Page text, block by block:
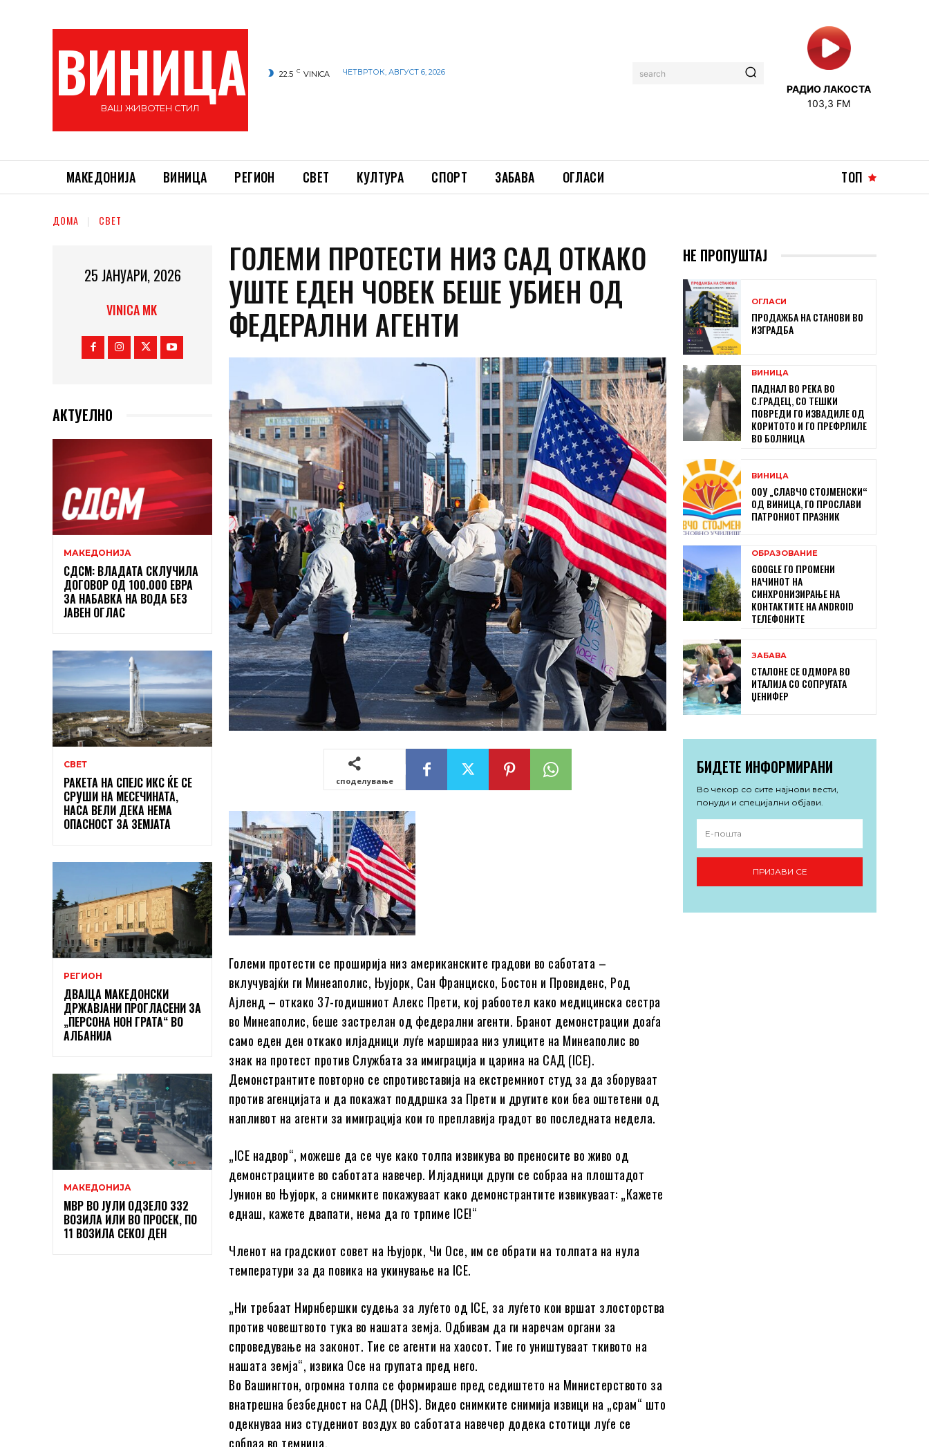
ВИНИЦА
ВАШ ЖИВОТЕН СТИЛ
22.5 C VINICA ЧЕТВРТОК, АВГУСТ 6, 2026 search
РАДИО ЛАКОСТА
103,3 FM
МАКЕДОНИЈА ВИНИЦА РЕГИОН СВЕТ КУЛТУРА СПОРТ ЗАБАВА ОГЛАСИ ТОП
ДОМА СВЕТ
25 ЈАНУАРИ, 2026
VINICA MK
АКТУЕЛНО
МАКЕДОНИЈА
СДСМ: ВЛАДАТА СКЛУЧИЛА
ДОГОВОР ОД 100.000 ЕВРА
ЗА НАБАВКА НА ВОДА БЕЗ
ЈАВЕН ОГЛАС
СВЕТ
РАКЕТА НА СПЕЈС ИКС ЌЕ СЕ
СРУШИ НА МЕСЕЧИНАТА,
НАСА ВЕЛИ ДЕКА НЕМА
ОПАСНОСТ ЗА ЗЕМЈАТА
РЕГИОН
ДВАЈЦА МАКЕДОНСКИ
ДРЖАВЈАНИ ПРОГЛАСЕНИ ЗА
„ПЕРСОНА НОН ГРАТА“ ВО
АЛБАНИЈА
МАКЕДОНИЈА
МВР ВО ЈУЛИ ОДЗЕЛО 332
ВОЗИЛА ИЛИ ВО ПРОСЕК, ПО
11 ВОЗИЛА СЕКОЈ ДЕН
ГОЛЕМИ ПРОТЕСТИ НИЗ САД ОТКАКО
УШТЕ ЕДЕН ЧОВЕК БЕШЕ УБИЕН ОД
ФЕДЕРАЛНИ АГЕНТИ
споделување
Големи протести се проширија низ американските градови во саботата –
вклучувајќи ги Минеаполис, Њујорк, Сан Франциско, Бостон и Провиденс, Род
Ајленд – откако 37-годишниот Алекс Прети, кој рабоотел како медицинска сестра
во Минеаполис, беше застрелан од федерални агенти. Бранот демонстрации доаѓа
само еден ден откако илјадници луѓе маршираа низ улиците на Минеаполис во
знак на протест против Службата за имиграција и царина на САД (ICE).
Демонстрантите повторно се спротивставија на екстремниот студ за да зборуваат
против агенцијата и да покажат поддршка за Прети и другите кои беа оштетени од
напливот на агенти за имиграција кои го преплавија градот во последната недела.
„ICE надвор“, можеше да се чуе како толпа извикува во преносите во живо од
демонстрациите во саботата навечер. Илјадници други се собраа на плоштадот
Јунион во Њујорк, а снимките покажуваат како демонстрантите извикуваат: „Кажете
еднаш, кажете двапати, нема да го трпиме ICE!“
Членот на градскиот совет на Њујорк, Чи Осе, им се обрати на толпата на нула
температури за да повика на укинување на ICE.
„Ни требаат Нирнбершки судења за луѓето од ICE, за луѓето кои вршат злосторства
против човештвото тука во нашата земја. Одбивам да ги наречам органи за
спроведување на законот. Тие се агенти на хаосот. Тие го уништуваат ткивото на
нашата земја“, извика Осе на групата пред него.
Во Вашингтон, огромна толпа се формираше пред седиштето на Министерството за
внатрешна безбедност на САД (DHS). Видео снимките снимија извици на „срам“ што
одекнуваа низ студениот воздух во саботата навечер додека стотици луѓе се
собраа во темница.
НЕ ПРОПУШТАЈ
ОГЛАСИ
ПРОДАЖБА НА СТАНОВИ ВО
ИЗГРАДБА
ВИНИЦА
ПАДНАЛ ВО РЕКА ВО
С.ГРАДЕЦ, СО ТЕШКИ
ПОВРЕДИ ГО ИЗВАДИЛЕ ОД
КОРИТОТО И ГО ПРЕФРЛИЛЕ
ВО БОЛНИЦА
ВИНИЦА
ООУ „СЛАВЧО СТОЈМЕНСКИ“
ОД ВИНИЦА, ГО ПРОСЛАВИ
ПАТРОНИОТ ПРАЗНИК
ОБРАЗОВАНИЕ
GOOGLE ГО ПРОМЕНИ
НАЧИНОТ НА
СИНХРОНИЗИРАЊЕ НА
КОНТАКТИТЕ НА ANDROID
ТЕЛЕФОНИТЕ
ЗАБАВА
СТАЛОНЕ СЕ ОДМОРА ВО
ИТАЛИЈА СО СОПРУГАТА
ЏЕНИФЕР
БИДЕТЕ ИНФОРМИРАНИ
Во чекор со сите најнови вести,
понуди и специјални објави.
ПРИЈАВИ СЕ